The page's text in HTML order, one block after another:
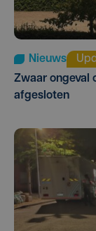
Nieuws
Zwaar ongeval
afgesloten